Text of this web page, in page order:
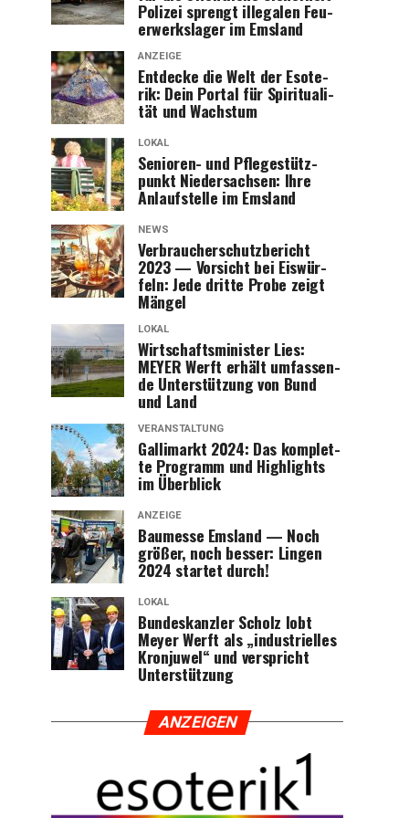
Poli­zei sprengt ille­ga­len Feu­
er­werks­la­ger im Emsland
ANZEIGE
Ent­de­cke die Welt der Eso­te­
rik: Dein Por­tal für Spi­ri­tua­li­
tät und Wachstum
LOKAL
Senio­ren- und Pfle­ge­stütz­
punkt Nie­der­sach­sen: Ihre
Anlauf­stel­le im Emsland
NEWS
Ver­brau­cher­schutz­be­richt
2023 — Vor­sicht bei Eis­wür­
feln: Jede drit­te Pro­be zeigt
Mängel
LOKAL
Wirt­schafts­mi­nis­ter Lies:
MEYER Werft erhält umfas­sen­
de Unter­stüt­zung von Bund
und Land
VERANSTALTUNG
Gal­li­markt 2024: Das kom­plet­
te Pro­gramm und High­lights
im Überblick
ANZEIGE
Bau­mes­se Ems­land — Noch
grö­ßer, noch bes­ser: Lin­gen
2024 star­tet durch!
LOKAL
Bun­des­kanz­ler Scholz lobt
Mey­er Werft als „indus­tri­el­les
Kron­ju­wel“ und ver­spricht
Unterstützung
ANZEI­GEN